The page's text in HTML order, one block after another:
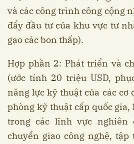
và các công trình công cộng
đẩy đầu tư của khu vực tư
gạo các bon thấp).
Hợp phần 2: Phát triển và
(ước tính 20 triệu USD,
năng lực kỹ thuật của các cơ
phòng kỹ thuật cấp quốc
trong các lĩnh vực nghiên
chuyển giao công nghệ,